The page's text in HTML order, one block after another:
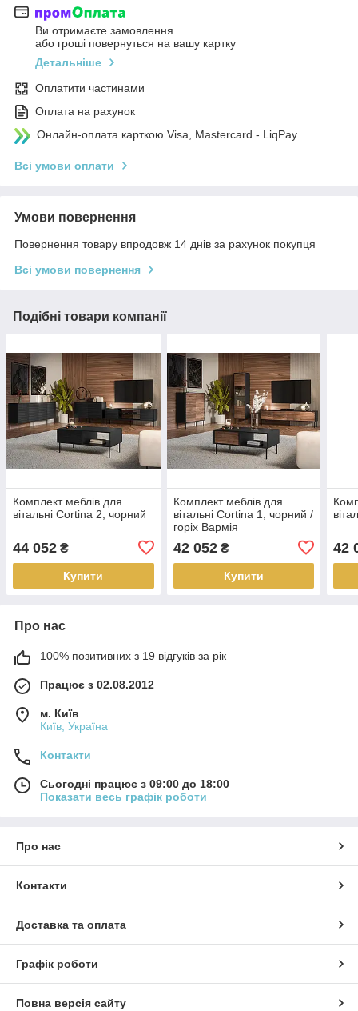
Ви отримаєте замовлення
або гроші повернуться на вашу картку
Детальніше
Оплатити частинами
Оплата на рахунок
Онлайн-оплата карткою Visa, Mastercard - LiqPay
Всі умови оплати
Умови повернення
Повернення товару впродовж 14 днів за рахунок покупця
Всі умови повернення
Подібні товари компанії
Комплект меблів для
вітальні Cortina 2, чорний
44 052 ₴
Купити
Комплект меблів для
вітальні Cortina 1, чорний /
горіх Вармія
42 052₴
Купити
42
Про нас
100% позитивних з 19 відгуків за рік
Працює з 02.08.2012
м. Київ
Київ, Україна
Контакти
Сьогодні працює з 09:00 до 18:00
Показати весь графік роботи
Про нас
Контакти
Доставка та оплата
Графік роботи
Повна версія сайту